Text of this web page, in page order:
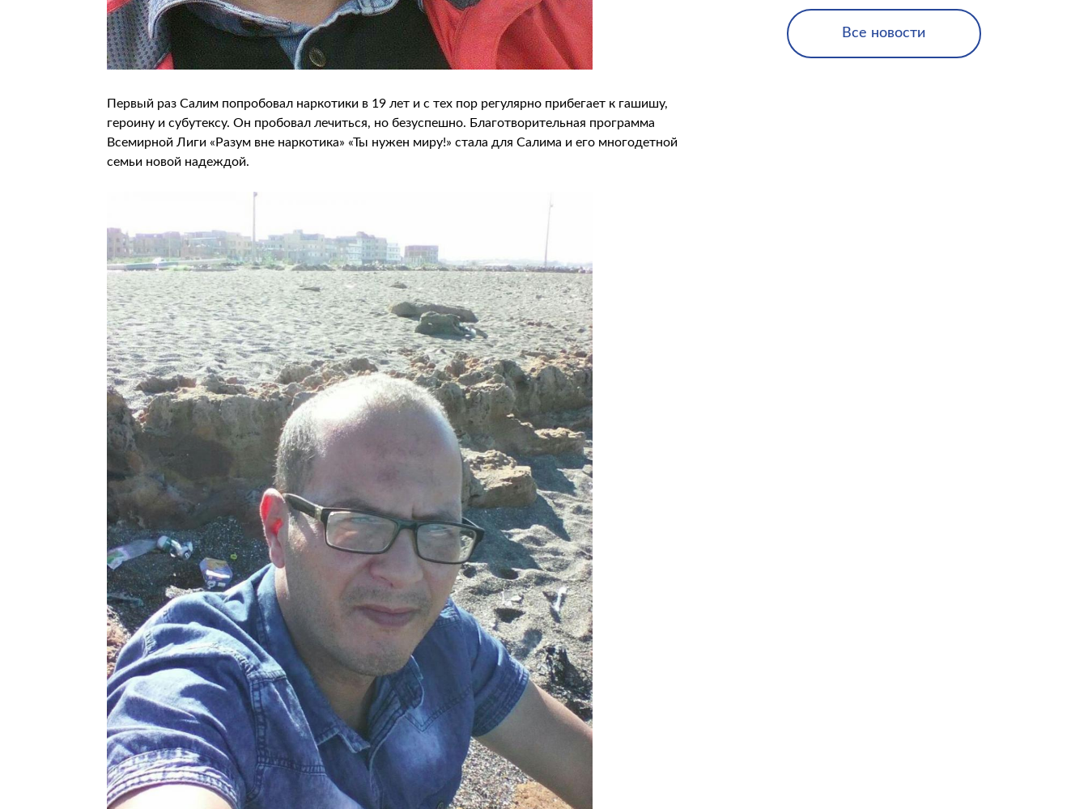
Первый раз Салим попробовал наркотики в 19 лет и с тех пор регулярно прибегает к гашишу,
героину и субутексу. Он пробовал лечиться, но безуспешно. Благотворительная программа
Всемирной Лиги «Разум вне наркотика» «Ты нужен миру!» стала для Салима и его многодетной
семьи новой надеждой.
Все новости